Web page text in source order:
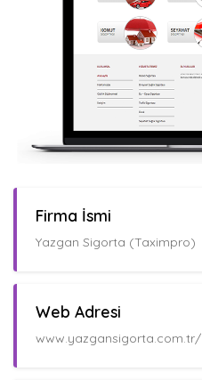
Firma İsmi
Yazgan Sigorta (Taximpro)
Web Adresi
www.yazgansigorta.com.tr/